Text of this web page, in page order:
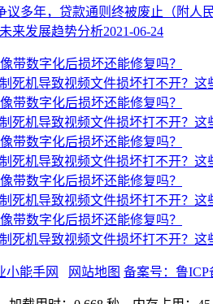
议多年，贷款通则终被废止（附人
来发展趋势分析2021-06-24
带数字化后损坏还能修复吗？
死机导致视频文件损坏打不开？这
带数字化后损坏还能修复吗？
死机导致视频文件损坏打不开？这
带数字化后损坏还能修复吗？
死机导致视频文件损坏打不开？这
带数字化后损坏还能修复吗？
死机导致视频文件损坏打不开？这
带数字化后损坏还能修复吗？
死机导致视频文件损坏打不开？这
小能手网 网站地图 备案号：鲁ICP